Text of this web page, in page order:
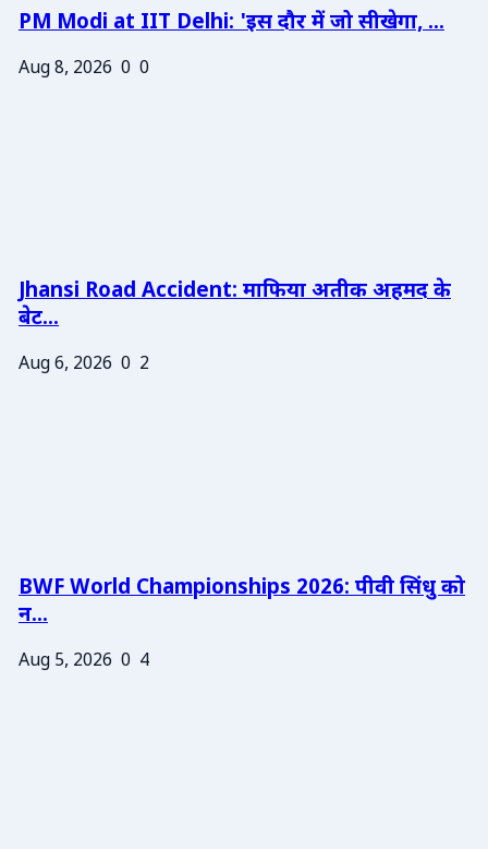
PM Modi at IIT Delhi: 'इस दौर में जो सीखेगा, ...
Aug 8, 2026 0 0
Jhansi Road Accident: माफिया अतीक अहमद के
बेट...
Aug 6, 2026 0 2
BWF World Championships 2026: पीवी सिंधु को
न...
Aug 5, 2026 0 4